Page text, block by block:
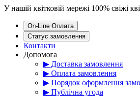
У нашій квітковій мережі 100% свіжі
On-Line Оплата
Статус замовлення
Контакти
Допомога
▶ Доставка замовлення
▶ Оплата замовлення
▶ Порядок оформлення
▶ Публічна угода